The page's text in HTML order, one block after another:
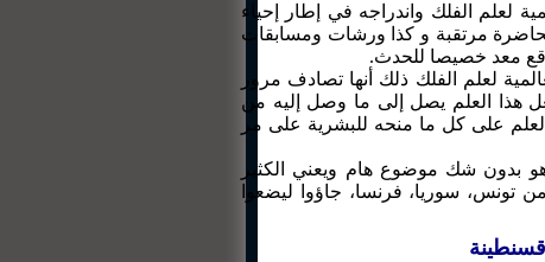
لعلم الفلك واندراجه في إطار إحياء
لذا فالبرنامج ثري ومتميز فعلا، فإضافة إلى المعرض ستكون هنالك حوالي 20 محاضرة مرتقبة و كذا ورشات ومسابقات
معد خصيصا للحدث.
السنة العالمية لعلم الفلك ذلك أنها تصادف مرور
جعل هذا العلم يصل إلى ما وصل إليه من
العلم على كل ما منحه للبشرية على مر
بدون شك موضوع هام ويعني الكثير
سوريا، فرنسا، جاؤوا ليضعوا